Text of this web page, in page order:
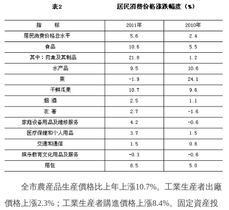
全市農産品生産價格比上年上漲10.7%。工業生産者出廠
價格上漲2.3%；工業生産者購進價格上漲8.4%。固定資産投